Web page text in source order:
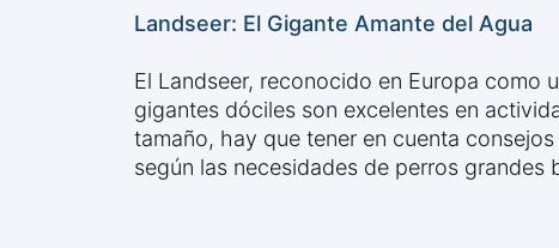
Landseer: El Gigante Amante del Agua
El Landseer, reconocido en Europa como
gigantes dóciles son excelentes en
tamaño, hay que tener en cuenta
según las necesidades de perros grandes